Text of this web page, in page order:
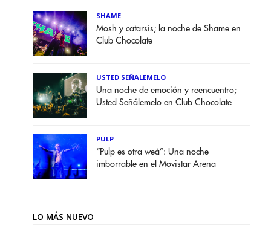
SHAME
Mosh y catarsis; la noche de Shame en
Club Chocolate
USTED SEÑALEMELO
Una noche de emoción y reencuentro;
Usted Señálemelo en Club Chocolate
PULP
“Pulp es otra weá”: Una noche
imborrable en el Movistar Arena
LO MÁS NUEVO